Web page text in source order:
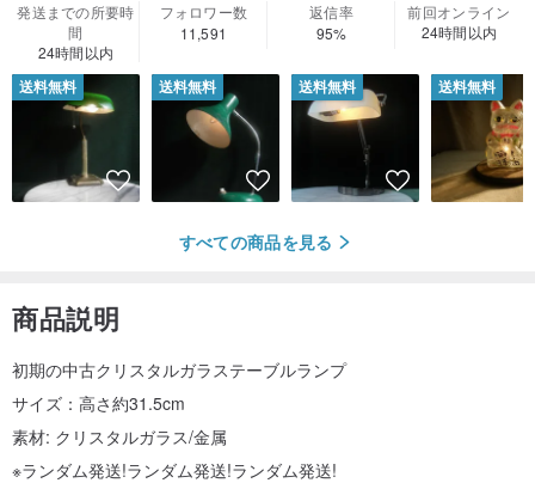
発送までの所要時
間
24時間以内
フォロワー数
11,591
返信率
95%
前回オンライン
24時間以内
送料無料 送料無料 送料無料 送料無料
すべての商品を見る
商品説明
初期の中古クリスタルガラステーブルランプ
サイズ：高さ約31.5cm
素材: クリスタルガラス/金属
※ランダム発送!ランダム発送!ランダム発送!